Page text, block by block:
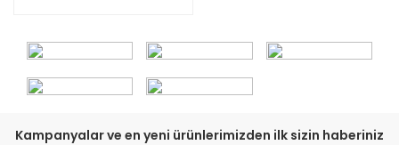
Kampanyalar ve en yeni ürünlerimizden ilk sizin haberiniz